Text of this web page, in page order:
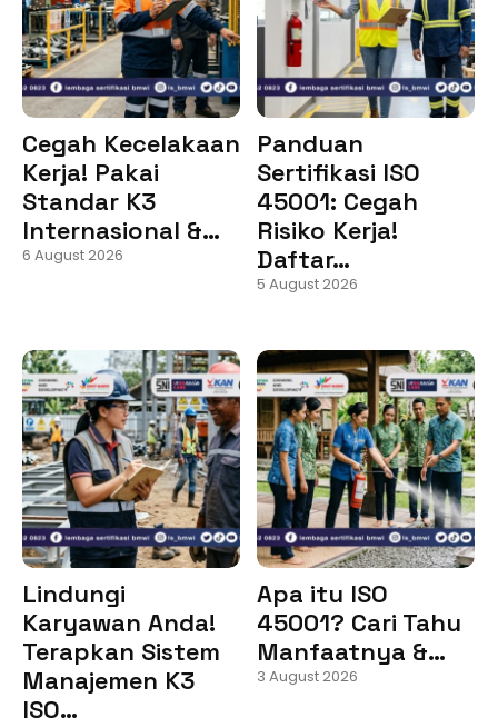
Cegah Kecelakaan
Kerja! Pakai
Standar K3
Internasional &…
6 August 2026
Panduan
Sertifikasi ISO
45001: Cegah
Risiko Kerja!
Daftar…
5 August 2026
Lindungi
Karyawan Anda!
Terapkan Sistem
Manajemen K3
ISO…
Apa itu ISO
45001? Cari Tahu
Manfaatnya &…
3 August 2026